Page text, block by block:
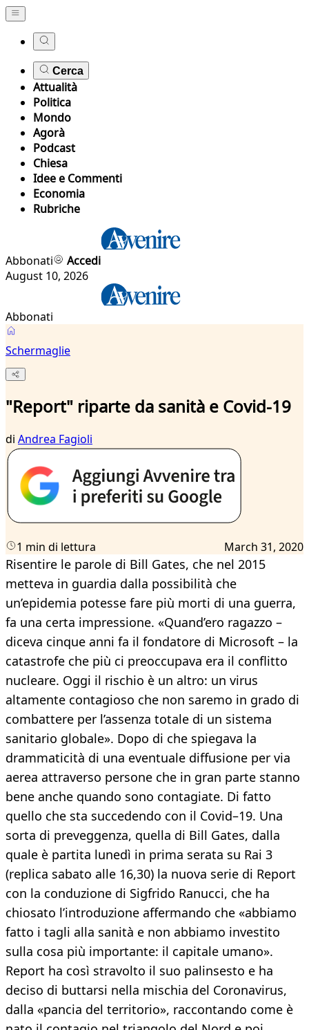
Cerca
Attualità
Politica
Mondo
Agorà
Podcast
Chiesa
Idee e Commenti
Economia
Rubriche
Abbonati
Accedi
August 10, 2026
Abbonati
Schermaglie
"Report" riparte da sanità e Covid-19
di Andrea Fagioli
1 min di lettura March 31, 2020
Risentire le parole di Bill Gates, che nel 2015
metteva in guardia dalla possibilità che
un’epidemia potesse fare più morti di una guerra,
fa una certa impressione. «Quand’ero ragazzo –
diceva cinque anni fa il fondatore di Microsoft – la
catastrofe che più ci preoccupava era il conflitto
nucleare. Oggi il rischio è un altro: un virus
altamente contagioso che non saremo in grado di
combattere per l’assenza totale di un sistema
sanitario globale». Dopo di che spiegava la
drammaticità di una eventuale diffusione per via
aerea attraverso persone che in gran parte stanno
bene anche quando sono contagiate. Di fatto
quello che sta succedendo con il Covid–19. Una
sorta di preveggenza, quella di Bill Gates, dalla
quale è partita lunedì in prima serata su Rai 3
(replica sabato alle 16,30) la nuova serie di Report
con la conduzione di Sigfrido Ranucci, che ha
chiosato l’introduzione affermando che «abbiamo
fatto i tagli alla sanità e non abbiamo investito
sulla cosa più importante: il capitale umano».
Report ha così stravolto il suo palinsesto e ha
deciso di buttarsi nella mischia del Coronavirus,
dalla «pancia del territorio», raccontando come è